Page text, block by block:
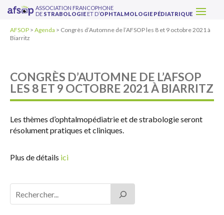
ASSOCIATION FRANCOPHONE
DE STRABOLOGIE ET D’OPHTALMOLOGIE PÉDIATRIQUE
AFSOP > Agenda > Congrès d’Automne de l’AFSOP les 8 et 9 octobre 2021 à
Biarritz
CONGRÈS D’AUTOMNE DE L’AFSOP
LES 8 ET 9 OCTOBRE 2021 À BIARRITZ
Les thèmes d’ophtalmopédiatrie et de strabologie seront
résolument pratiques et cliniques.
Plus de détails ici